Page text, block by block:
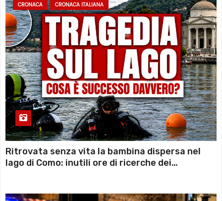
CRONACA CRONACA ITALIANA
Ritrovata senza vita la bambina dispersa nel
lago di Como: inutili ore di ricerche dei